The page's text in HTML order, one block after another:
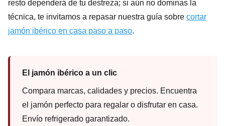
resto dependerá de tu destreza; si aún no dominas la
técnica, te invitamos a repasar nuestra guía sobre cortar
jamón ibérico en casa paso a paso.
El jamón ibérico a un clic
Compara marcas, calidades y precios. Encuentra
el jamón perfecto para regalar o disfrutar en casa.
Envío refrigerado garantizado.